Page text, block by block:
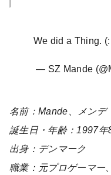
We did a Thing. (:
— SZ Mande
名前：Mande、メンデ
誕生日・年齢：1997年
出身：デンマーク
職業：元プロゲーマー